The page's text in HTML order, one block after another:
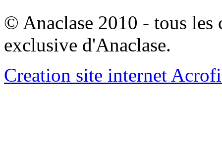
© Anaclase 2010 - tous les
exclusive d'Anaclase.
Creation site internet